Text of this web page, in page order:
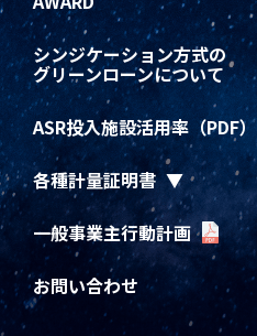
シンジケーション方式の
グリーンローンについて
ASR投入施設活用率（PDF）
各種計量証明書
一般事業主行動計画
お問い合わせ